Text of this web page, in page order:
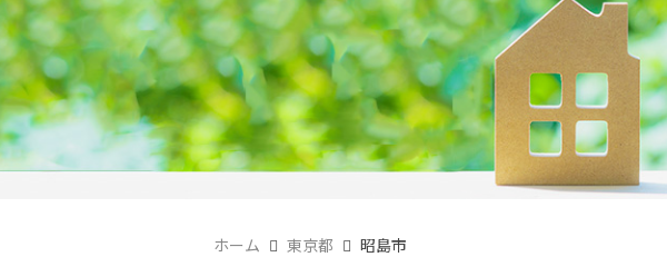
ホーム 東京都 昭島市